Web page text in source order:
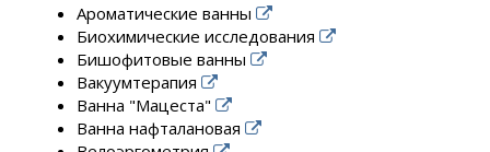
Ароматические ванны
Биохимические исследования
Бишофитовые ванны
Вакуумтерапия
Ванна "Мацеста"
Ванна нафталановая